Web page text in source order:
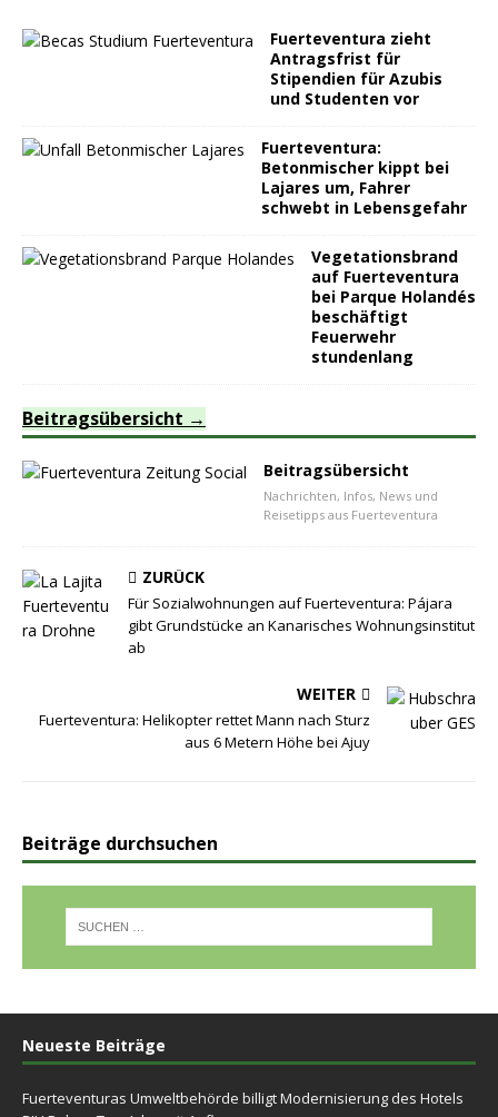
Fuerteventura zieht
Antragsfrist für
Stipendien für Azubis
und Studenten vor
Fuerteventura:
Betonmischer kippt bei
Lajares um, Fahrer
schwebt in Lebensgefahr
Vegetationsbrand
auf Fuerteventura
bei Parque Holandés
beschäftigt
Feuerwehr
stundenlang
Beitragsübersicht
Beitragsübersicht
Nachrichten, Infos, News und
Reisetipps aus Fuerteventura
ZURÜCK
Für Sozialwohnungen auf Fuerteventura: Pájara
gibt Grundstücke an Kanarisches Wohnungsinstitut
ab
WEITER
Fuerteventura: Helikopter rettet Mann nach Sturz
aus 6 Metern Höhe bei Ajuy
Beiträge durchsuchen
Neueste Beiträge
Fuerteventuras Umweltbehörde billigt Modernisierung des Hotels